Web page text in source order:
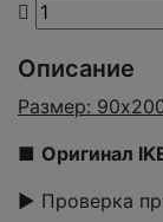
Описание
Размер:
■ Оригинал
▶ Проверка